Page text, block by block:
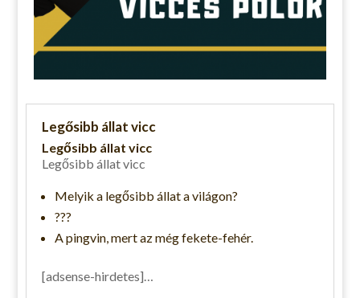
Legősibb állat vicc
Legősibb állat vicc
Legősibb állat vicc
Melyik a legősibb állat a világon?
???
A pingvin, mert az még fekete-fehér.
[adsense-hirdetes]…